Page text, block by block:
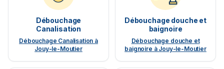
Débouchage
Canalisation
Débouchage Canalisation à
Jouy-le-Moutier
Débouchage douche et
baignoire
Débouchage douche et
baignoire à Jouy-le-Moutier